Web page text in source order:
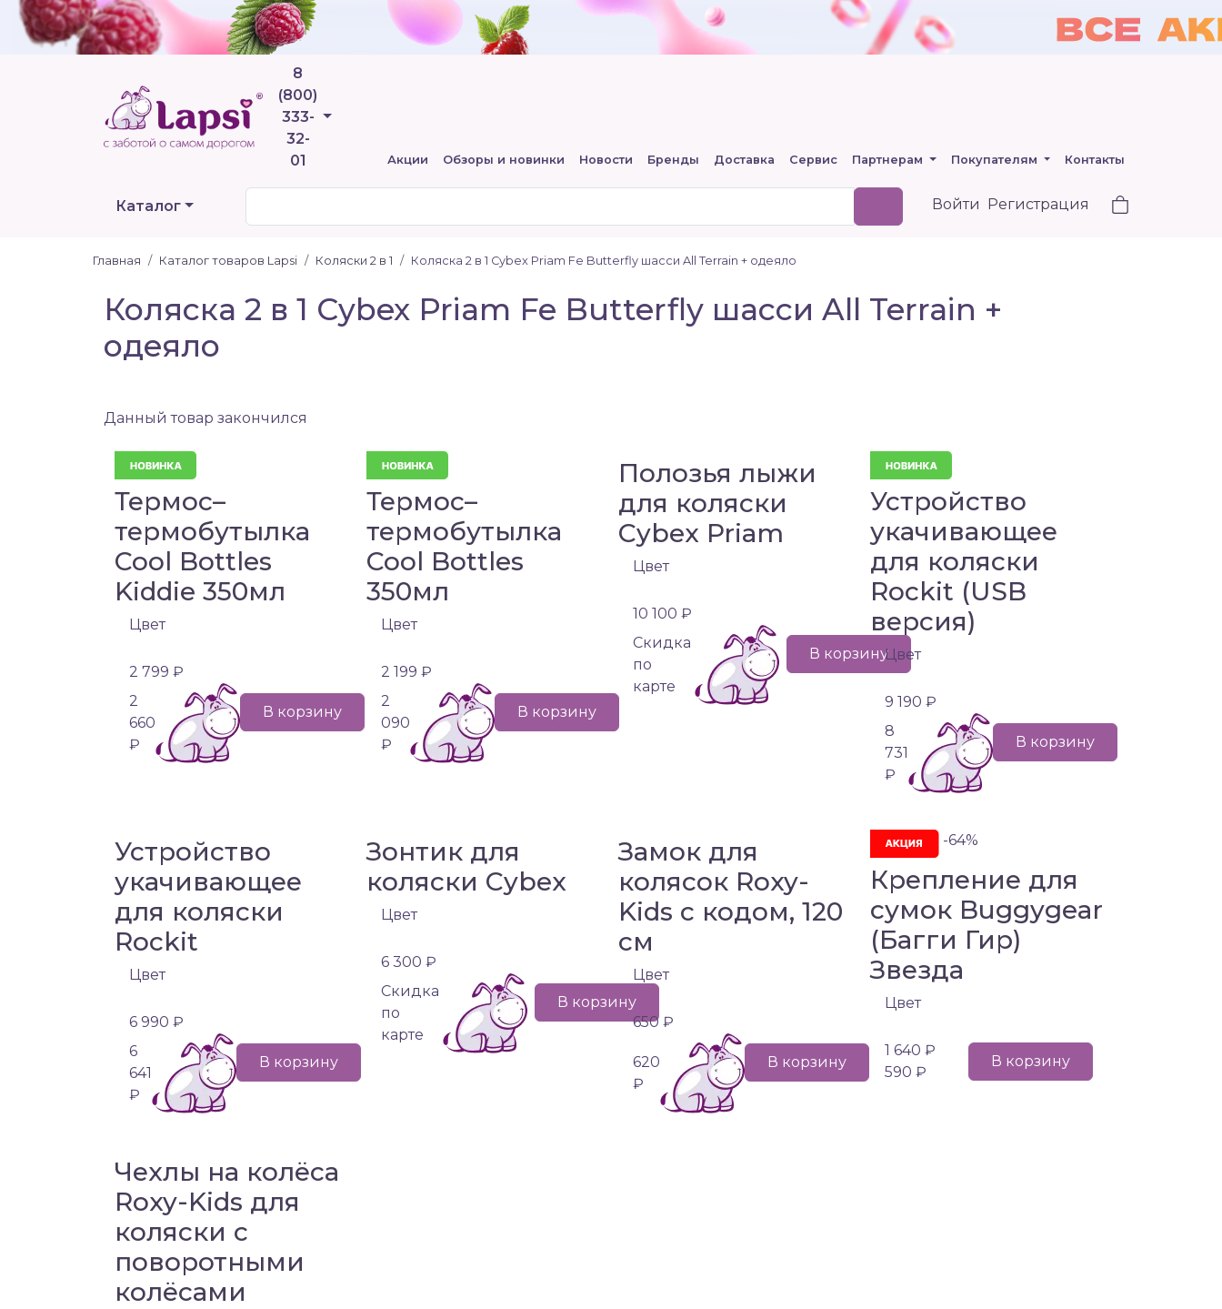
8
(800)
333-
32-
01
Телефоны
Акции Обзоры и новинки Новости Бренды Доставка Сервис Партнерам Покупателям Контакты
Каталог Войти Регистрация
Главная Каталог товаров Lapsi Коляски 2 в 1 Коляска 2 в 1 Cybex Priam Fe Butterfly шасси All Terrain + одеяло
Коляска 2 в 1 Cybex Priam Fe Butterfly шасси All Terrain +
одеяло
Данный товар закончился
Термос–
термобутылка
Cool Bottles
Kiddie 350мл
Цвет
2 799 ₽
2
660
₽
В корзину
Термос–
термобутылка
Cool Bottles
350мл
Цвет
2 199 ₽
2
090
₽
В корзину
Полозья лыжи
для коляски
Cybex Priam
Цвет
10 100 ₽
Cкидка
по
карте
В корзину
Устройство
укачивающее
для коляски
Rockit (USB
версия)
Цвет
9 190 ₽
8
731
₽
В корзину
Устройство
укачивающее
для коляски
Rockit
Цвет
6 990 ₽
6
641
₽
В корзину
Зонтик для
коляски Cybex
Цвет
6 300 ₽
Cкидка
по
карте
В корзину
Замок для
колясок Roxy-
Kids с кодом, 120
см
Цвет
650 ₽
620
₽
В корзину
-64%
Крепление для
сумок Buggygear
(Багги Гир)
Звезда
Цвет
1 640 ₽
590 ₽
В корзину
Чехлы на колёса
Roxy-Kids для
коляски с
поворотными
колёсами